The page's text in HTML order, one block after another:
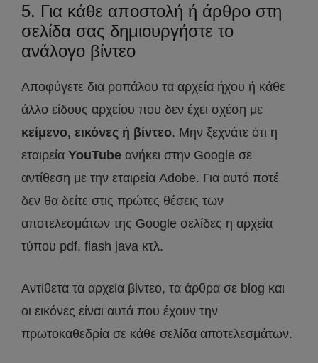
5. Για κάθε αποστολή ή άρθρο στη
σελίδα σας δημιουργήστε το
ανάλογο βίντεο
Αποφύγετε δια ροπάλου τα αρχεία ήχου ή κάθε
άλλο είδους αρχείου που δεν έχει σχέση με
κείμενο, εικόνες ή βίντεο. Μην ξεχνάτε ότι η
εταιρεία YouTube ανήκει στην Google σε
αντίθεση με την εταιρεία Adobe. Για αυτό ποτέ
δεν θα δείτε στις πρώτες θέσεις των
αποτελεσμάτων της Google σελίδες η αρχεία
τύπου pdf, flash java κτλ.
Αντίθετα τα αρχεία βίντεο, τα άρθρα σε blog και
οι εικόνες είναι αυτά που έχουν την
πρωτοκαθεδρία σε κάθε σελίδα αποτελεσμάτων.